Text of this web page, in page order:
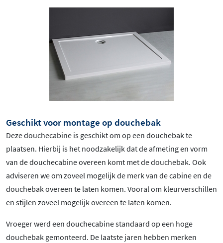
Geschikt voor montage op douchebak
Deze douchecabine is geschikt om op een douchebak te
plaatsen. Hierbij is het noodzakelijk dat de afmeting en vorm
van de douchecabine overeen komt met de douchebak. Ook
adviseren we om zoveel mogelijk de merk van de cabine en de
douchebak overeen te laten komen. Vooral om kleurverschillen
en stijlen zoveel mogelijk overeen te laten komen.
Vroeger werd een douchecabine standaard op een hoge
douchebak gemonteerd. De laatste jaren hebben merken